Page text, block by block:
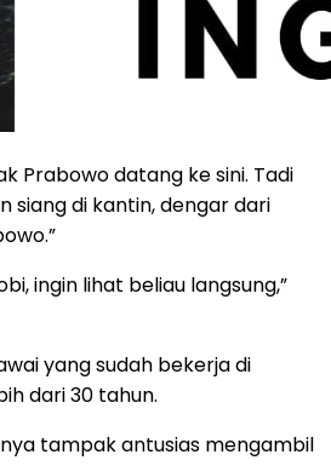
Prabowo datang ke sini. Tadi
siang di kantin, dengar dari
ingin lihat beliau langsung,”
yang sudah bekerja di
dari 30 tahun.
tampak antusias mengambil